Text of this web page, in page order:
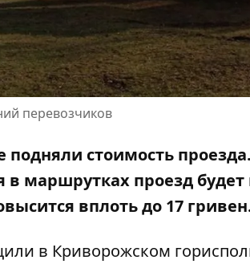
перевозчиков
подняли стоимость
в маршрутках проезд
вплоть до 17
в Криворожском